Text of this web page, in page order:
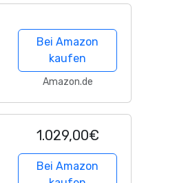
Bei Amazon
kaufen
Amazon.de
1.029,00€
Bei Amazon